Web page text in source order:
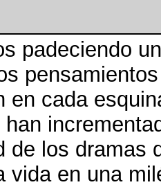
padeciendo
en cada
de los dramas
vida en una